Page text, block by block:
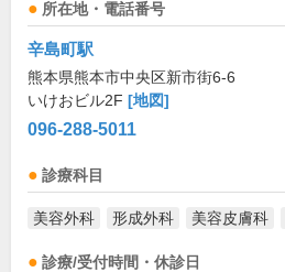
所在地・電話番号
辛島町駅
熊本県熊本市中央区新市街6-6
いけおビル2F [地図]
096-288-5011
診療科目
美容外科 形成外科 美容皮膚科
診療/受付時間・休診日